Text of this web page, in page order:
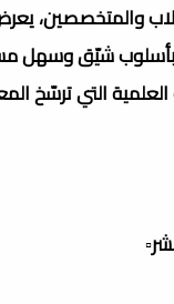
والمتخصصين،
بأسلوب شيّق وسهل
العلمية التي ترسّخ